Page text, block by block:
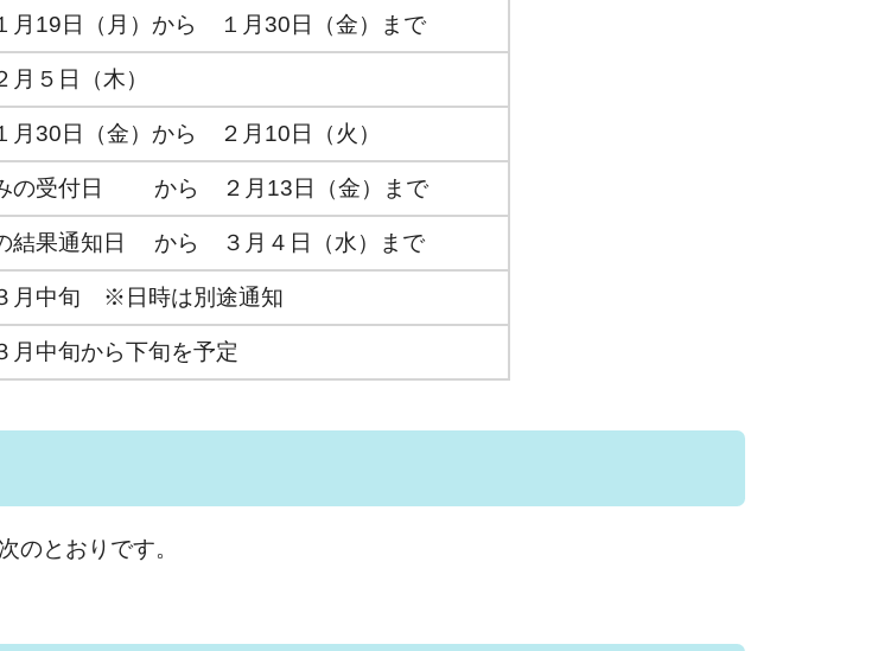
月19日（月）から １月30日（金）まで
月５日（木）
月30日（金）から ２月10日（火）
の受付日 から ２月13日（金）まで
結果通知日 から ３月４日（水）まで
月中旬 ※日時は別途通知
月中旬から下旬を予定
のとおりです。